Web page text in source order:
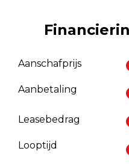
Aanschafprijs
Aanbetaling
Leasebedrag
Looptijd